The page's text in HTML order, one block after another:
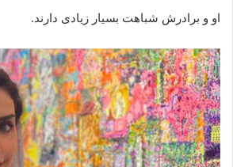
او و برادرش شباهت بسیار زیادی دارند.